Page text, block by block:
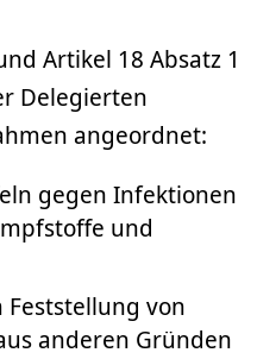
Artikel 18 Absatz 1
Delegierten
angeordnet:
gegen Infektionen
und
von
anderen Gründen